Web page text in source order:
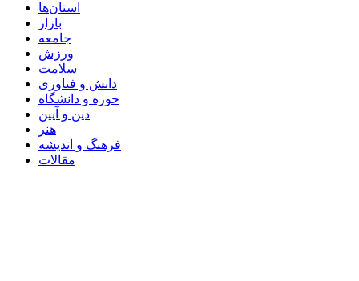
استان‌ها
بازار
جامعه
ورزش
سلامت
دانش و فناوری
حوزه و دانشگاه
دین و آیین
هنر
فرهنگ و اندیشه
مقالات